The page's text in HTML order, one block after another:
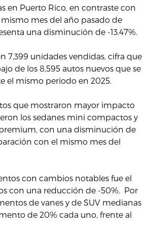
en Puerto Rico, en contraste con
mismo mes del año pasado de
una disminución de -13.47%.
7,399 unidades vendidas, cifra que
de los 8,595 autos nuevos que se
el mismo periodo en 2025.
que mostraron mayor impacto
los sedanes mini compactos y
con una disminución de
con el mismo mes del
con cambios notables fue el
con una reducción de -50%. Por
de vanes y de SUV medianas
de 20% cada uno, frente al